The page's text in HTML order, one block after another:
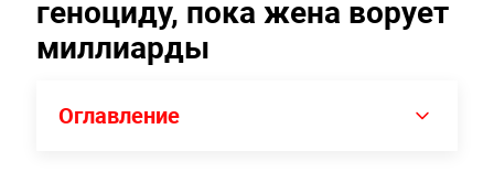
геноциду, пока жена ворует
миллиарды
Оглавление